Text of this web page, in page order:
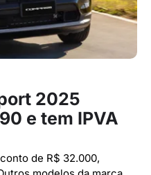
2025
e tem IPVA
de R$ 32.000,